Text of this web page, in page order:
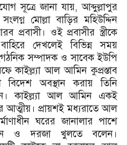
সূত্রে জানা যায়, আব্দুল্লাপুর
মোল্লা বাড়ির মহিউদ্দিন
প্রবাসী। ওই প্রবাসীর স্ত্রীকে
দেখলেই বিভিন্ন সময়
সম্পাদক ও সাবেক ইউপি
আল আমিন কুপ্রস্তাব
বিদেশ অবস্থান করায় তিনি
কাইল্ল্যা আল আমিন একই
আত্মীয়। প্রায়শই মধ্যরাতে আল
ঘরের জানালার পাশে
ও দরজা খুলতে বলেন।